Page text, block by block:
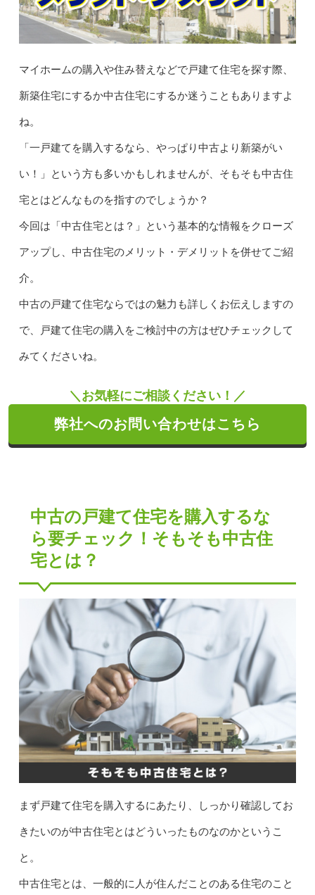
マイホームの購入や住み替えなどで戸建て住宅を探す際、
新築住宅にするか中古住宅にするか迷うこともありますよ
ね。
「一戸建てを購入するなら、やっぱり中古より新築がい
い！」という方も多いかもしれませんが、そもそも中古住
宅とはどんなものを指すのでしょうか？
今回は「中古住宅とは？」という基本的な情報をクローズ
アップし、中古住宅のメリット・デメリットを併せてご紹
介。
中古の戸建て住宅ならではの魅力も詳しくお伝えしますの
で、戸建て住宅の購入をご検討中の方はぜひチェックして
みてくださいね。
＼お気軽にご相談ください！／
弊社へのお問い合わせはこちら
中古の戸建て住宅を購入するな
ら要チェック！そもそも中古住
宅とは？
まず戸建て住宅を購入するにあたり、しっかり確認してお
きたいのが中古住宅とはどういったものなのかというこ
と。
中古住宅とは、一般的に人が住んだことのある住宅のこと